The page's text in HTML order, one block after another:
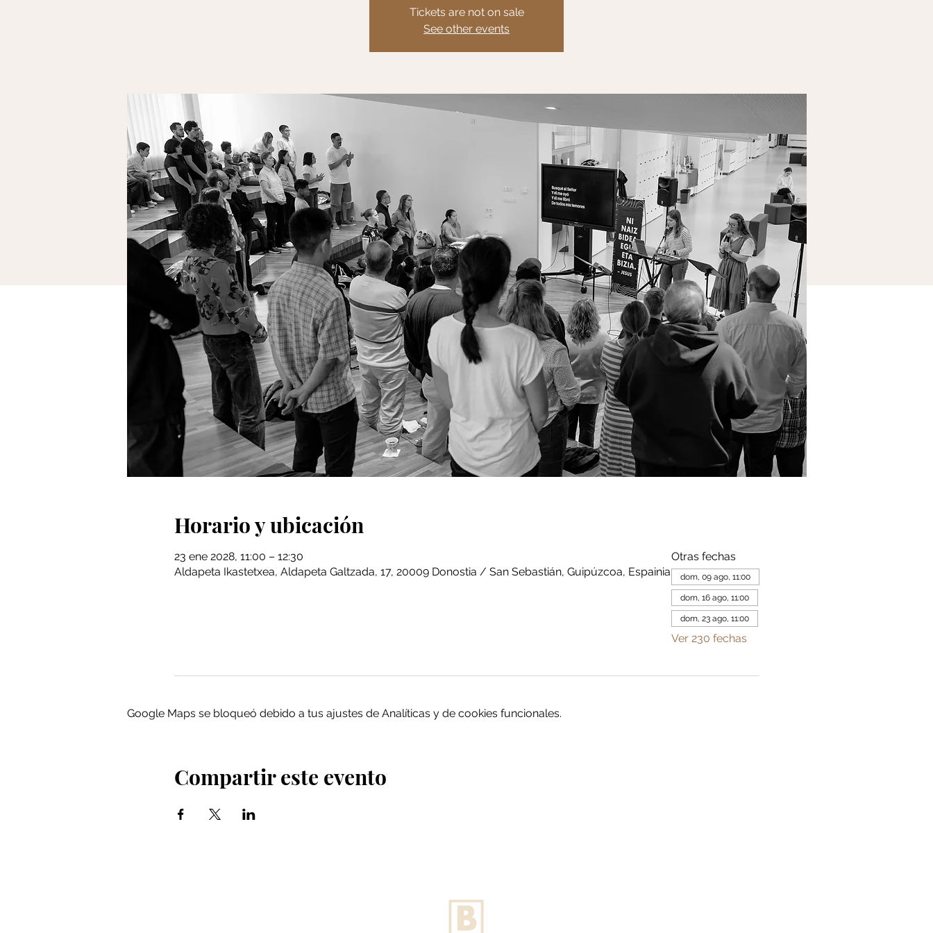
Tickets are not on sale
See other events
Horario y ubicación
23 ene 2028, 11:00 – 12:30
Aldapeta Ikastetxea, Aldapeta Galtzada, 17, 20009 Donostia / San Sebastián, Guipúzcoa, Espainia
Otras fechas
dom, 09 ago, 11:00
dom, 16 ago, 11:00
dom, 23 ago, 11:00
Ver 230 fechas
Google Maps se bloqueó debido a tus ajustes de Analíticas y de cookies funcionales.
Compartir este evento